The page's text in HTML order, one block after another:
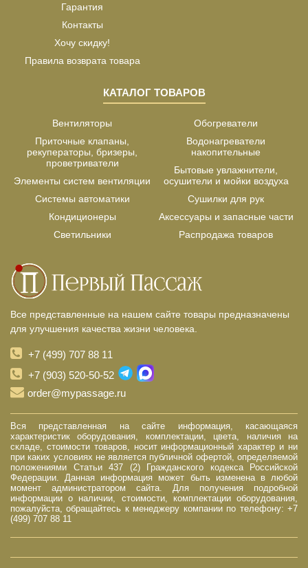
Гарантия
Контакты
Хочу скидку!
Правила возврата товара
КАТАЛОГ ТОВАРОВ
Вентиляторы
Приточные клапаны,
рекуператоры, бризеры,
проветриватели
Элементы систем вентиляции
Системы автоматики
Кондиционеры
Светильники
Обогреватели
Водонагреватели
накопительные
Бытовые увлажнители,
осушители и мойки воздуха
Сушилки для рук
Аксессуары и запасные части
Распродажа товаров
Все представленные на нашем сайте товары предназначены
для улучшения качества жизни человека.
+7 (499) 707 88 11
+7 (903) 520-50-52
order@mypassage.ru
Вся представленная на сайте информация, касающаяся
характеристик оборудования, комплектации, цвета, наличия на
складе, стоимости товаров, носит информационный характер и ни
при каких условиях не является публичной офертой, определяемой
положениями Статьи 437 (2) Гражданского кодекса Российской
Федерации. Данная информация может быть изменена в любой
момент администратором сайта. Для получения подробной
информации о наличии, стоимости, комплектации оборудования,
пожалуйста, обращайтесь к менеджеру компании по телефону: +7
(499) 707 88 11